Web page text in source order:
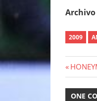
2009
Post
Post:
ONE